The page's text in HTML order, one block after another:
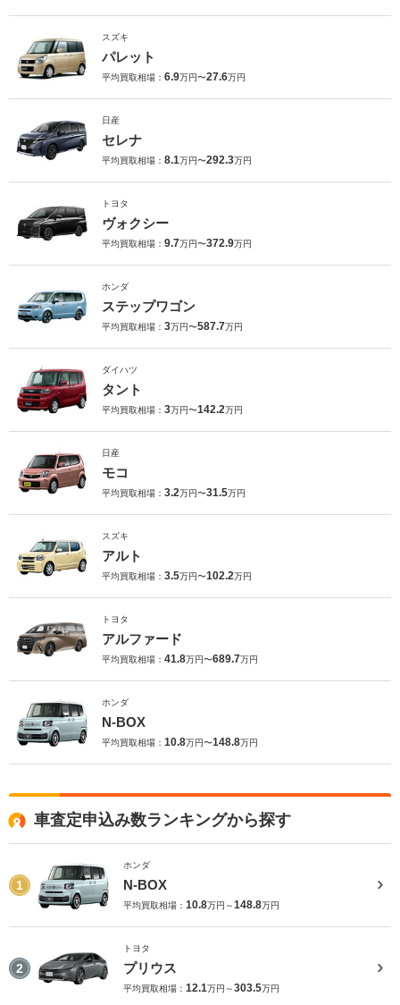
スズキ
パレット
平均買取相場： 6.9万円〜27.6万円
日産
セレナ
平均買取相場： 8.1万円〜292.3万円
トヨタ
ヴォクシー
平均買取相場： 9.7万円〜372.9万円
ホンダ
ステップワゴン
平均買取相場： 3万円〜587.7万円
ダイハツ
タント
平均買取相場： 3万円〜142.2万円
日産
モコ
平均買取相場： 3.2万円〜31.5万円
スズキ
アルト
平均買取相場： 3.5万円〜102.2万円
トヨタ
アルファード
平均買取相場： 41.8万円〜689.7万円
ホンダ
N-BOX
平均買取相場： 10.8万円〜148.8万円
車査定申込み数ランキングから探す
1
ホンダ
N-BOX
平均買取相場： 10.8万円～148.8万円
2
トヨタ
プリウス
平均買取相場： 12.1万円～303.5万円